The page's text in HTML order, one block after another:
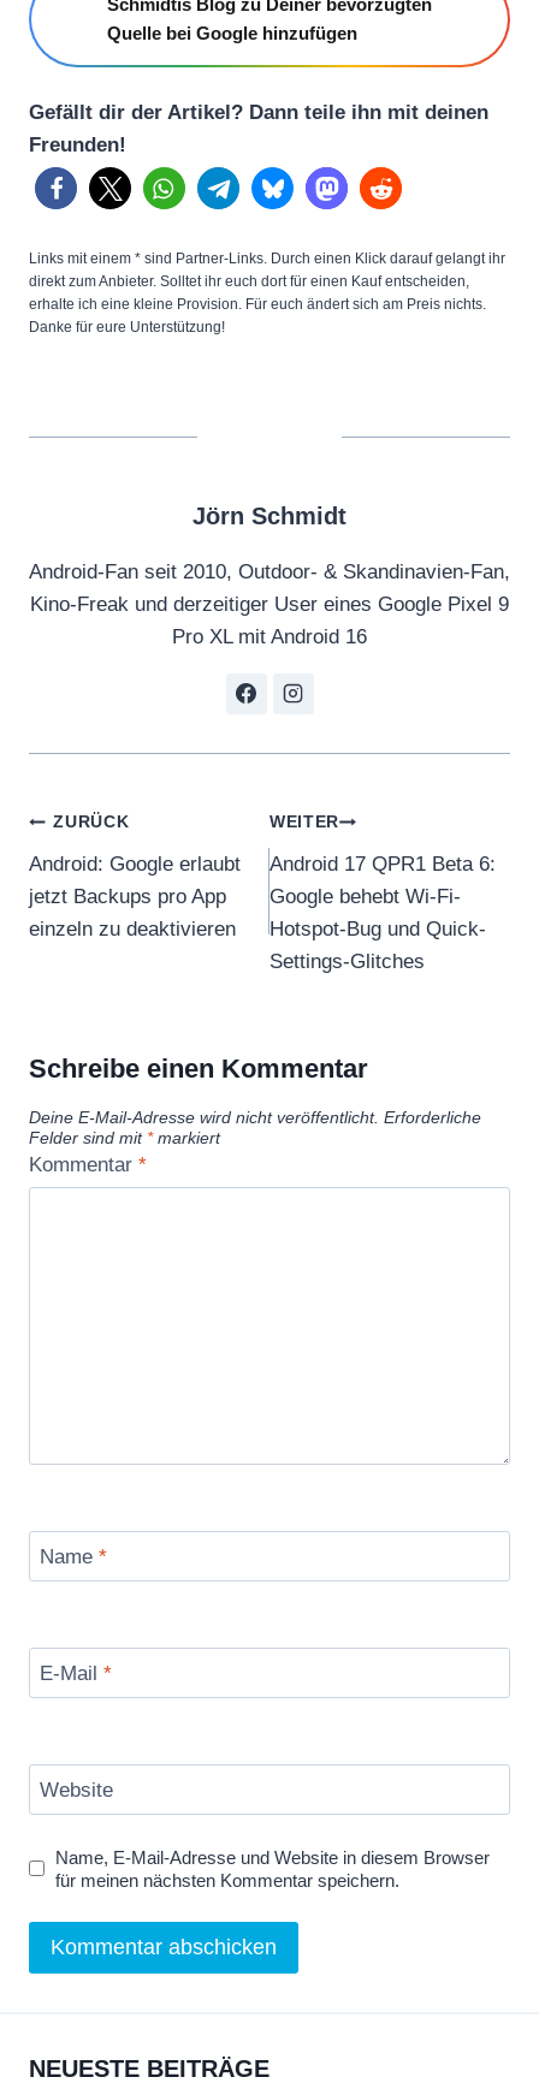
Schmidtis Blog zu Deiner bevorzugten
Quelle bei Google hinzufügen
Gefällt dir der Artikel? Dann teile ihn mit deinen
Freunden!
Links mit einem * sind Partner-Links. Durch einen Klick darauf gelangt ihr
direkt zum Anbieter. Solltet ihr euch dort für einen Kauf entscheiden,
erhalte ich eine kleine Provision. Für euch ändert sich am Preis nichts.
Danke für eure Unterstützung!
Jörn Schmidt
Android-Fan seit 2010, Outdoor- & Skandinavien-Fan,
Kino-Freak und derzeitiger User eines Google Pixel 9
Pro XL mit Android 16
Beitragsnavigation
ZURÜCK
Android: Google erlaubt
jetzt Backups pro App
einzeln zu deaktivieren
WEITER
Android 17 QPR1 Beta 6:
Google behebt Wi-Fi-
Hotspot-Bug und Quick-
Settings-Glitches
Schreibe einen Kommentar
Deine E-Mail-Adresse wird nicht veröffentlicht. Erforderliche
Felder sind mit *markiert
Kommentar *
Name *
E-Mail *
Website
Name, E-Mail-Adresse und Website in diesem Browser
für meinen nächsten Kommentar speichern.
NEUESTE BEITRÄGE